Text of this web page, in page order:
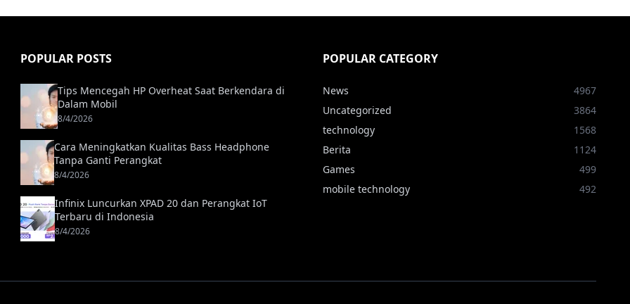
POPULAR POSTS
Tips Mencegah HP Overheat Saat Berkendara di
Dalam Mobil
8/4/2026
Cara Meningkatkan Kualitas Bass Headphone
Tanpa Ganti Perangkat
8/4/2026
Infinix Luncurkan XPAD 20 dan Perangkat IoT
Terbaru di Indonesia
8/4/2026
POPULAR CATEGORY
News
4967
Uncategorized
3864
technology
1568
Berita
1124
Games
499
mobile technology
492